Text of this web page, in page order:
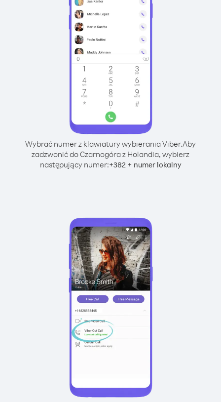
Wybrać numer z klawiatury wybierania Viber.Aby
zadzwonić do Czarnogóra z Holandia, wybierz
następujący numer:+382+ numer lokalny